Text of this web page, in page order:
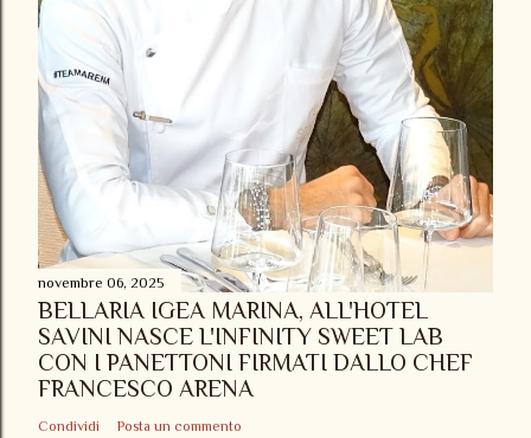
novembre 06, 2025
BELLARIA IGEA MARINA, ALL'HOTEL
SAVINI NASCE L'INFINITY SWEET LAB
CON I PANETTONI FIRMATI DALLO CHEF
FRANCESCO ARENA
Condividi Posta un commento